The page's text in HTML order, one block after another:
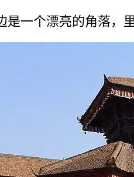
是一个漂亮­的角落，